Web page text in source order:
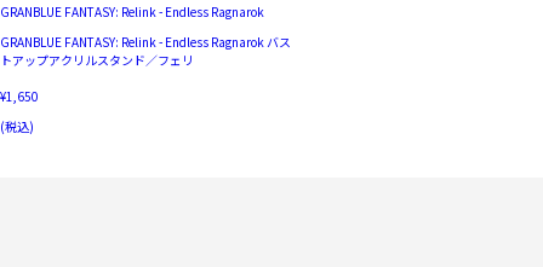
GRANBLUE FANTASY: Relink - Endless Ragnarok
GRANBLUE FANTASY: Relink - Endless Ragnarok バス
トアップアクリルスタンド／フェリ
¥1,650
(税込)